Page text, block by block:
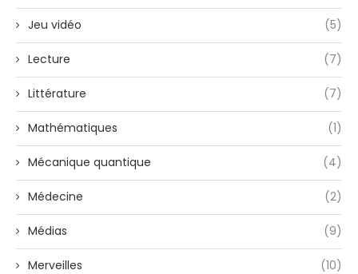
Jeu vidéo (5)
Lecture (7)
Littérature (7)
Mathématiques (1)
Mécanique quantique (4)
Médecine (2)
Médias (9)
Merveilles (10)